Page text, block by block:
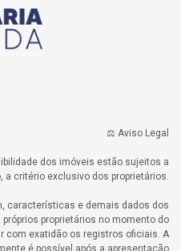
⚖️ Aviso Legal
dos imóveis estão sujeitos a
critério exclusivo dos proprietários.
características e demais dados dos
proprietários no momento do
com exatidão os registros oficiais. A
é possível após a apresentação